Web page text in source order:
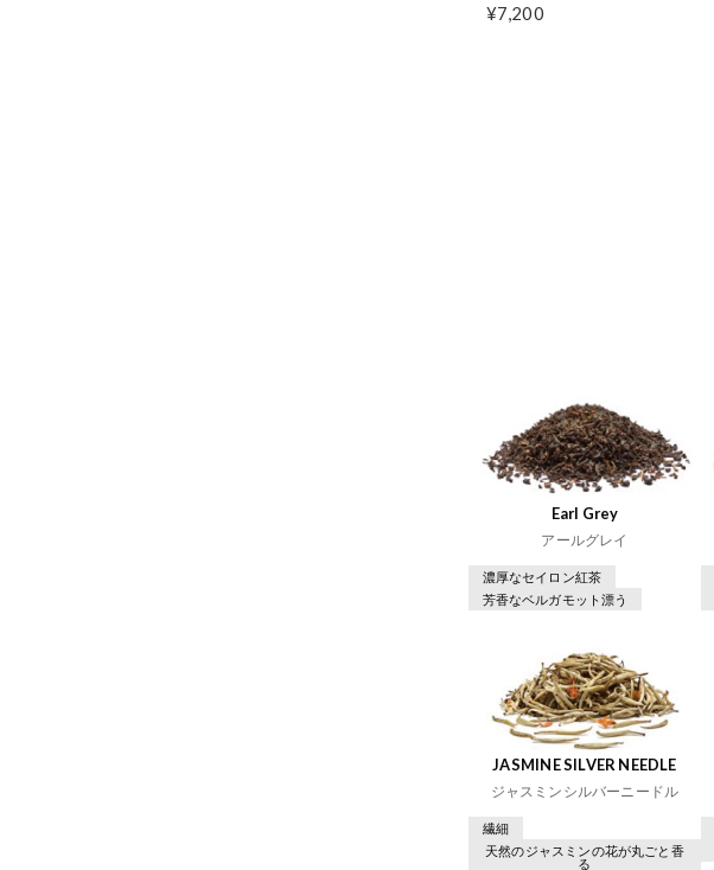
¥7,200
Earl Grey
アールグレイ
濃厚なセイロン紅茶
芳香なベルガモット漂う
JASMINE SILVER NEEDLE
ジャスミンシルバーニードル
繊細
天然のジャスミンの花が丸ごと香
る